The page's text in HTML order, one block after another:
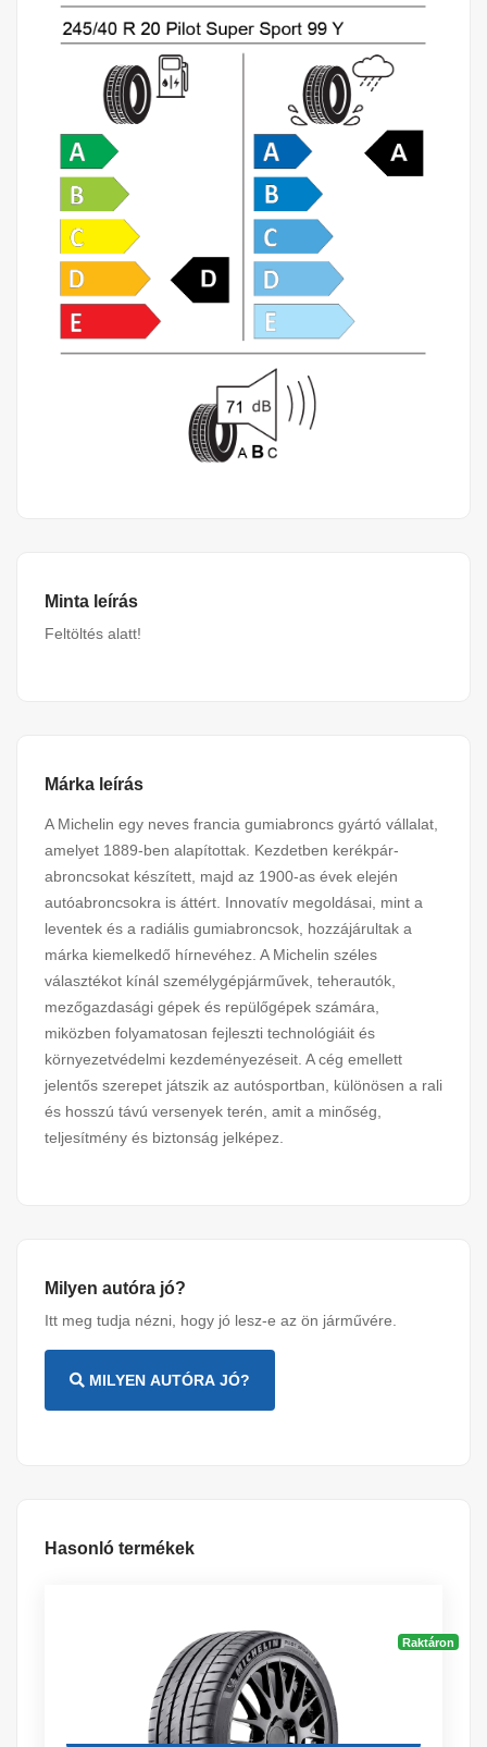
Minta leírás
Feltöltés alatt!
Márka leírás
A Michelin egy neves francia gumiabroncs gyártó vállalat,
amelyet 1889-ben alapítottak. Kezdetben kerékpár-
abroncsokat készített, majd az 1900-as évek elején
autóabroncsokra is áttért. Innovatív megoldásai, mint a
leventek és a radiális gumiabroncsok, hozzájárultak a
márka kiemelkedő hírnevéhez. A Michelin széles
választékot kínál személygépjárművek, teherautók,
mezőgazdasági gépek és repülőgépek számára,
miközben folyamatosan fejleszti technológiáit és
környezetvédelmi kezdeményezéseit. A cég emellett
jelentős szerepet játszik az autósportban, különösen a rali
és hosszú távú versenyek terén, amit a minőség,
teljesítmény és biztonság jelképez.
Milyen autóra jó?
Itt meg tudja nézni, hogy jó lesz-e az ön járművére.
MILYEN AUTÓRA JÓ?
Hasonló termékek
Raktáron